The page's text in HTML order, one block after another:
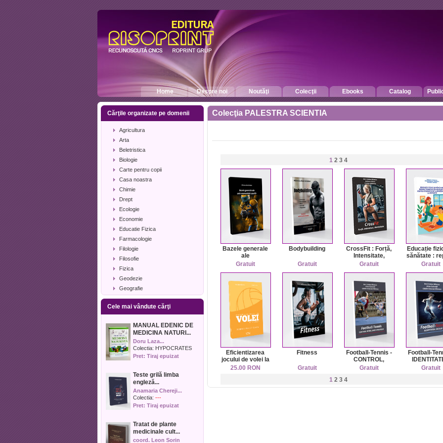
Home Despre noi Noutăţi Colecţii Ebooks Catalog
Cărţile organizate pe domenii
Agricultura
Arta
Beletristica
Biologie
Carte pentru copii
Casa noastra
Chimie
Drept
Ecologie
Economie
Educatie Fizica
Farmacologie
Filologie
Filosofie
Fizica
Geodezie
Geografie
Geologie
Industrie alimentara
Istorie
Istorie literara
Lexicologie
Management
Matematica
Media
Medicina umana
Medicina veterinara
Muzica
Pedagogie
Cele mai vândute cărţi
MANUAL EDENIC DE
MEDICINA NATURI...
Doru Laza...
Colectia: HYPOCRATES
Pret: Tiraj epuizat
Teste grilă limba
engleză...
Anamaria Chereji...
Colectia: ---
Pret: Tiraj epuizat
Tratat de plante
medicinale cult...
coord. Leon Sorin
Colecţia PALESTRA SCIENTIA
1 2 3 4
Bazele generale
ale
antrenamentului
Gratuit
Bodybuilding
Gratuit
CrossFit : Forță,
Intensitate,
Mentalitate
Gratuit
Educație
sănătate :
teoretice și
învățământ
distanță
Gratuit
Eficientizarea
jocului de volei la
studenţi
25.00 RON
Fitness
Gratuit
Football-Tennis -
CONTROL,
MOBILITATE,
Gratuit
Football-
JOCULUI
Gratuit
1 2 3 4